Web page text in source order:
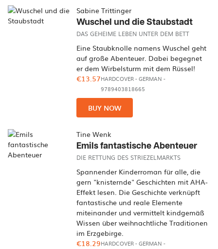
Sabine Trittinger
Wuschel und die Staubstadt
DAS GEHEIME LEBEN UNTER DEM BETT
Eine Staubknolle namens Wuschel geht
auf große Abenteuer. Dabei begegnet
er dem Wirbelsturm mit dem Rüssel!
€13.57HARDCOVER-GERMAN -
9789403818665
BUY NOW
Tine Wenk
Emils fantastische Abenteuer
DIE RETTUNG DES STRIEZELMARKTS
Spannender Kinderroman für alle, die
gern "knisternde" Geschichten mit AHA-
Effekt lesen. Die Geschichte verknüpft
fantastische und reale Elemente
miteinander und vermittelt kindgemäß
Wissen über weihnachtliche Traditionen
im Erzgebirge.
€18.29HARDCOVER-GERMAN -